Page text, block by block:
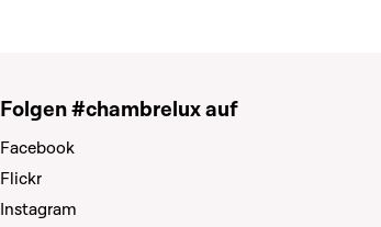
Folgen #chambrelux auf
Facebook
Flickr
Instagram